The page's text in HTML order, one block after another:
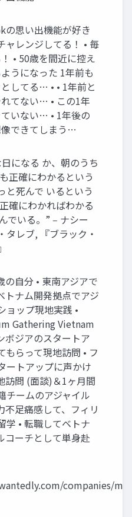
の思い出機能が好き
ャレンジしてる！ • 毎
• 50歳を間近に控え
うになった 1年前も
してる… • • 1年前と
てない… • この1年
いない… • 1年後の
できてしまう…
になる か、朝のうち
正確にわかるという
と死んで いるという
確にわかればわかる
でいる。” ‒ ナシー
タレブ, 『ブラック・
自分 • 東南アジアで
トナム開発拠点でアジ
ョップ現地実践 •
Gathering Vietnam
ボジアのスタートア
もらって現地訪問 • フ
ートアップに声かけ
訪問 (面談)＆1ヶ月間
チームのアジャイル
不足痛感して、フィリ
学 • 転職してベトナ
コーチとして単身赴
companies/